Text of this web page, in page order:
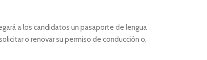
a los candidatos un pasaporte de lengua
o renovar su permiso de conducción o,